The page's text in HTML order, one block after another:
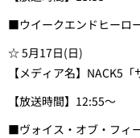
■ウイークエンドヒーロ
☆ 5月17日(日)
【メディア名】NACK5「
【放送時間】12:55～
■ヴォイス・オブ・フィ